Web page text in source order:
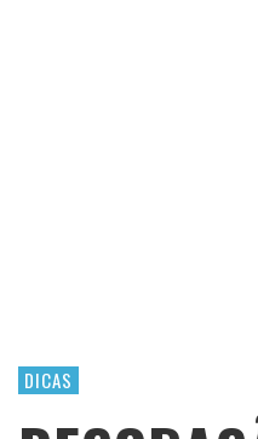
DICAS